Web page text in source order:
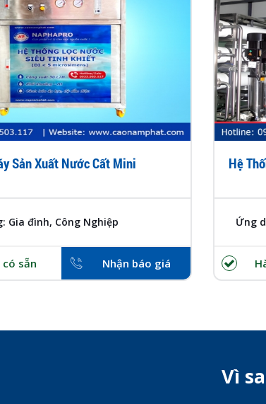
Sản Xuất Nước Cất Mini
Gia đình, Công Nghiệp
có sẵn Nhận báo giá
Hệ
Ứng
Vì